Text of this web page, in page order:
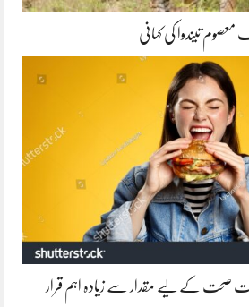
معصوم تیندوا کی کہانی
صحت کے لیے مقدار سے زیادہ اہم قرار